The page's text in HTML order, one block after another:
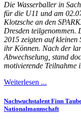
Die Wasserballer in
für die U11 und am
Klotzsche an den
Dresden teilgenommen.
2015 zeigten auf kleinen
ihr Können. Nach der
Abwechselung, stand
motivierende Teilnahme
Weiterlesen ...
Nachwuchstalent Finn
Nationalmannschaft